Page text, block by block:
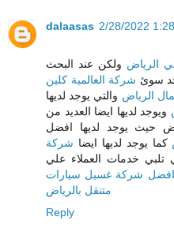
dalaasas 2/28/2022
الرياض ولكن عند البحث
سوئ شركة العالمية كلين
الرياض والتي يوجد لديها
ويوجد لديها ايضا العديد من
حيث يوجد لديها افضل
كما يوجد لديها ايضا شركة
تلبي خدمات العملاء علي
افضل شركة غسيل سيارات
متنقل بالرياض
Reply